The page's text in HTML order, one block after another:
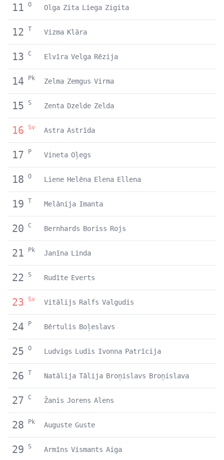
11 O Olga Zita Liega Zigita
12 T Vizma Klāra
13 C Elvīra Velga Rēzija
14 Pk Zelma Zemgus Virma
15 S Zenta Dzelde Zelda
16 Sv Astra Astrīda
17 P Vineta Oļegs
18 O Liene Helēna Elena Ellena
19 T Melānija Imanta
20 C Bernhards Boriss Rojs
21 Pk Janīna Linda
22 S Rudīte Everts
23 Sv Vitālijs Ralfs Valgudis
24 P Bērtulis Boļeslavs
25 O Ludvigs Ludis Ivonna Patrīcija
26 T Natālija Tālija Broņislavs Broņislava
27 C Žanis Jorens Alens
28 Pk Auguste Guste
29 S Armīns Vismants Aiga